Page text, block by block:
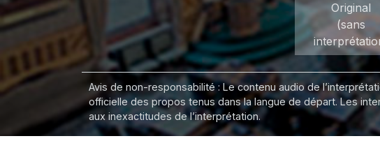
Original
(sans
Avis de non-responsabilité : Le contenu audio de
officielle des propos tenus dans la langue de départ. Les
aux inexactitudes de l’interprétation.